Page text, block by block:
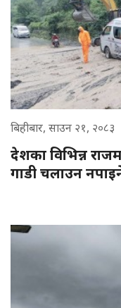
बिहीबार, साउन २१, २०८३
देशका विभिन्न
गाडी चलाउन